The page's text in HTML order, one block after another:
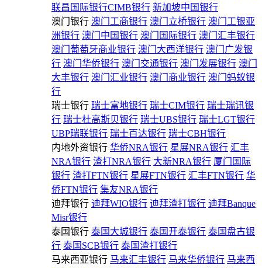
联昌国际银行CIMB银行 新加坡中国银行
澳门银行 澳门工商银行 澳门立桥银行 澳门工银亚
洲银行 澳门中国银行 澳门国际银行 澳门汇丰银行
澳门葡萄牙商业银行 澳门大西洋银行 澳门广发银
行 澳门华侨银行 澳门交通银行 澳门发展银行 澳门
大丰银行 澳门汇业银行 澳门商业银行 澳门蚂蚁银
行
瑞士银行 瑞士富地银行 瑞士CIM银行 瑞士瑞讯银
行 瑞士杜高斯贝银行 瑞士UBS银行 瑞士LGT银行
UBP瑞联银行 瑞士百达银行 瑞士CBH银行
内地外资银行 华侨NRA银行 星展NRA银行 汇丰
NRA银行 渣打NRA银行 大新NRA银行 厦门国际
银行 渣打FTN银行 星展FTN银行 汇丰FTN银行 华
侨FTN银行 集友NRA银行
迪拜银行 迪拜WIO银行 迪拜渣打银行 迪拜Banque
Misr银行
泰国银行 泰国大城银行 泰国开泰银行 泰国盘古银
行 泰国SCB银行 泰国渣打银行
马来西亚银行 马来汇丰银行 马来华侨银行 马来西